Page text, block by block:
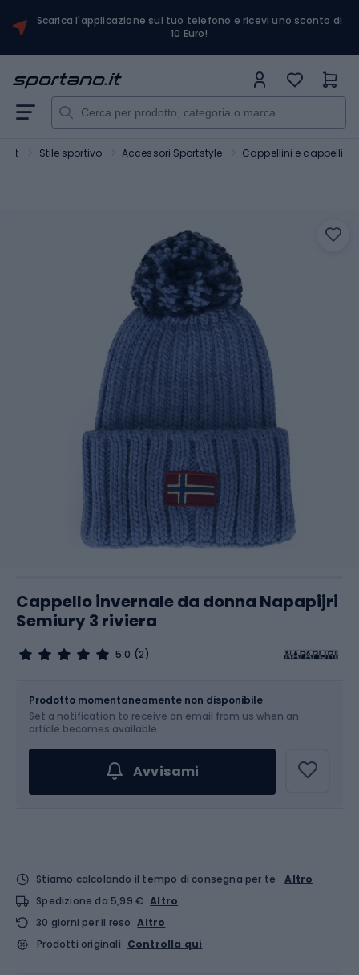
Scarica l'applicazione sul tuo telefono e ricevi uno sconto di
10 Euro!
Stile sportivo Accessori Sportstyle Cappellini e cappelli
Cappello invernale da donna Napapijri
Semiury 3 riviera
5.0 (2)
Prodotto momentaneamente non disponibile
Set a notification to receive an email from us when an
article becomes available.
Avvisami
Stiamo calcolando il tempo di consegna per te
Altro
Spedizione da 5,99 € Altro
30 giorni per il reso Altro
Prodotti originali Controlla qui